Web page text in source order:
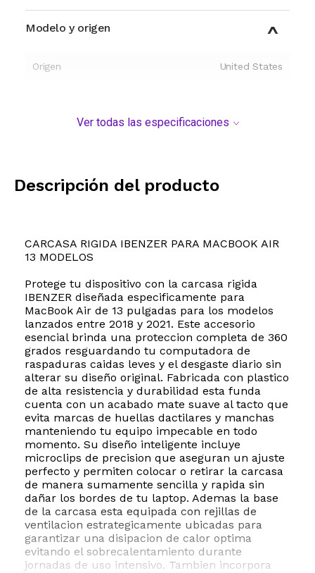
Modelo y origen
Origen United States
Ver todas las especificaciones
Descripción del producto
CARCASA RIGIDA IBENZER PARA MACBOOK AIR
13 MODELOS
Protege tu dispositivo con la carcasa rigida
IBENZER diseñada especificamente para
MacBook Air de 13 pulgadas para los modelos
lanzados entre 2018 y 2021. Este accesorio
esencial brinda una proteccion completa de 360
grados resguardando tu computadora de
raspaduras caidas leves y el desgaste diario sin
alterar su diseño original. Fabricada con plastico
de alta resistencia y durabilidad esta funda
cuenta con un acabado mate suave al tacto que
evita marcas de huellas dactilares y manchas
manteniendo tu equipo impecable en todo
momento. Su diseño inteligente incluye
microclips de precision que aseguran un ajuste
perfecto y permiten colocar o retirar la carcasa
de manera sumamente sencilla y rapida sin
dañar los bordes de tu laptop. Ademas la base
de la carcasa esta equipada con rejillas de
ventilacion estrategicamente ubicadas para
garantizar una disipacion de calor optima
evitando el sobrecalentamiento durante
jornadas de uso intensivo. Tambien incorpora